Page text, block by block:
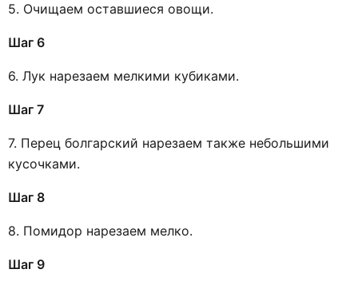
5. Очищаем оставшиеся овощи.
Шаг 6
6. Лук нарезаем мелкими кубиками.
Шаг 7
7. Перец болгарский нарезаем также небольшими
кусочками.
Шаг 8
8. Помидор нарезаем мелко.
Шаг 9